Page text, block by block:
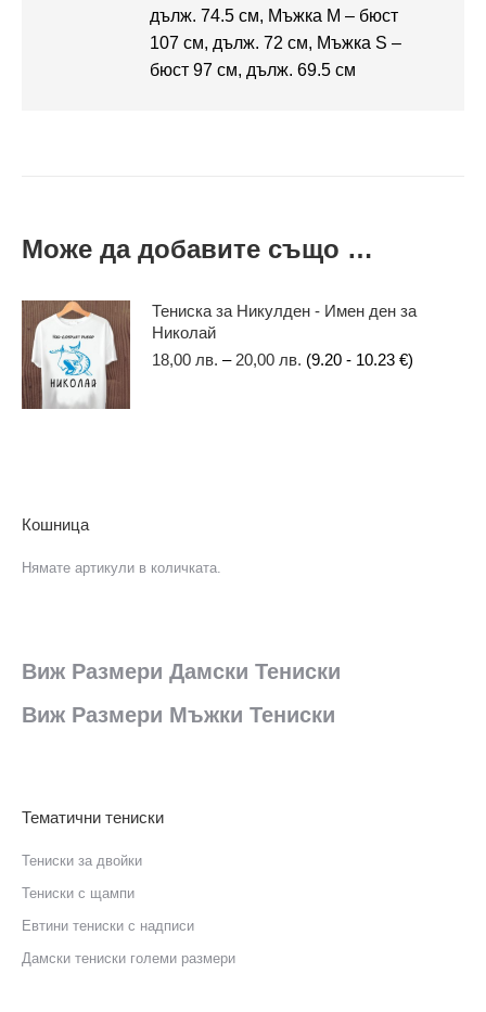
дълж. 74.5 см, Мъжка M – бюст
107 см, дълж. 72 см, Мъжка S –
бюст 97 см, дълж. 69.5 см
Може да добавите също …
Тениска за Никулден - Имен ден за
Николай
18,00 лв. – 20,00 лв. (9.20 - 10.23 €)
Кошница
Нямате артикули в количката.
Виж Размери Дамски Тениски
Виж Размери Мъжки Тениски
Тематични тениски
Тениски за двойки
Тениски с щампи
Eвтини тениски с надписи
Дамски тениски големи размери